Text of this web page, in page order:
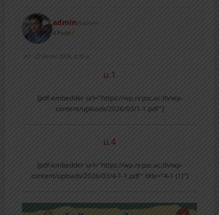
admin@admin
4 Posts
#1 · 27 มีนาคม 2026, 8:35 น.
ม.1
[pdf-embedder url="https://wp.nrpsc.ac.th/wp-
content/uploads/2026/03/1-1.pdf"]
ม.4
[pdf-embedder url="https://wp.nrpsc.ac.th/wp-
content/uploads/2026/03/4-1-1.pdf" title="4-1 (1)"]